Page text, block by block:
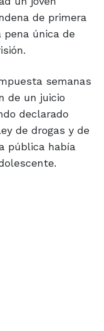
de primera
única de
semanas
de un juicio
declarado
de drogas y de
pública había